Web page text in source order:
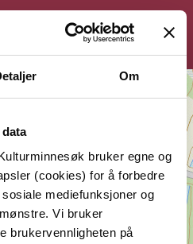
Om
bruker egne og
(cookies) for å forbedre
mediefunksjoner og
Vi bruker
brukervennligheten på
Evje og